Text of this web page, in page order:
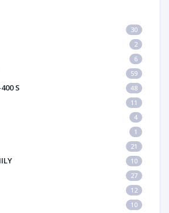
30
2
6
59
S 48
11
4
1
21
10
27
12
10